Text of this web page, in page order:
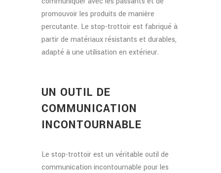
promouvoir les produits de manière
percutante. Le stop-trottoir est fabriqué à
partir de matériaux résistants et durables,
adapté à une utilisation en extérieur.
UN OUTIL DE
COMMUNICATION
INCONTOURNABLE
Le stop-trottoir est un véritable outil de
communication incontournable pour les